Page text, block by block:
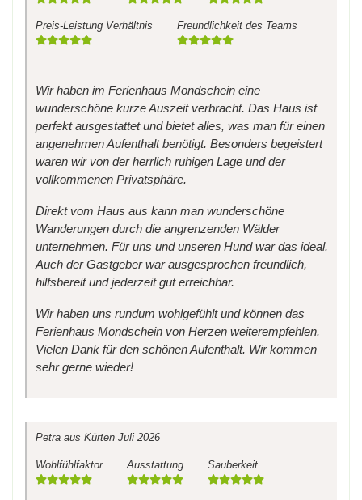
Preis-Leistung Verhältnis Freundlichkeit des Teams
Wir haben im Ferienhaus Mondschein eine
wunderschöne kurze Auszeit verbracht. Das Haus ist
perfekt ausgestattet und bietet alles, was man für einen
angenehmen Aufenthalt benötigt. Besonders begeistert
waren wir von der herrlich ruhigen Lage und der
vollkommenen Privatsphäre.
Direkt vom Haus aus kann man wunderschöne
Wanderungen durch die angrenzenden Wälder
unternehmen. Für uns und unseren Hund war das ideal.
Auch der Gastgeber war ausgesprochen freundlich,
hilfsbereit und jederzeit gut erreichbar.
Wir haben uns rundum wohlgefühlt und können das
Ferienhaus Mondschein von Herzen weiterempfehlen.
Vielen Dank für den schönen Aufenthalt. Wir kommen
sehr gerne wieder!
Petra aus Kürten Juli 2026
Wohlfühlfaktor Ausstattung Sauberkeit